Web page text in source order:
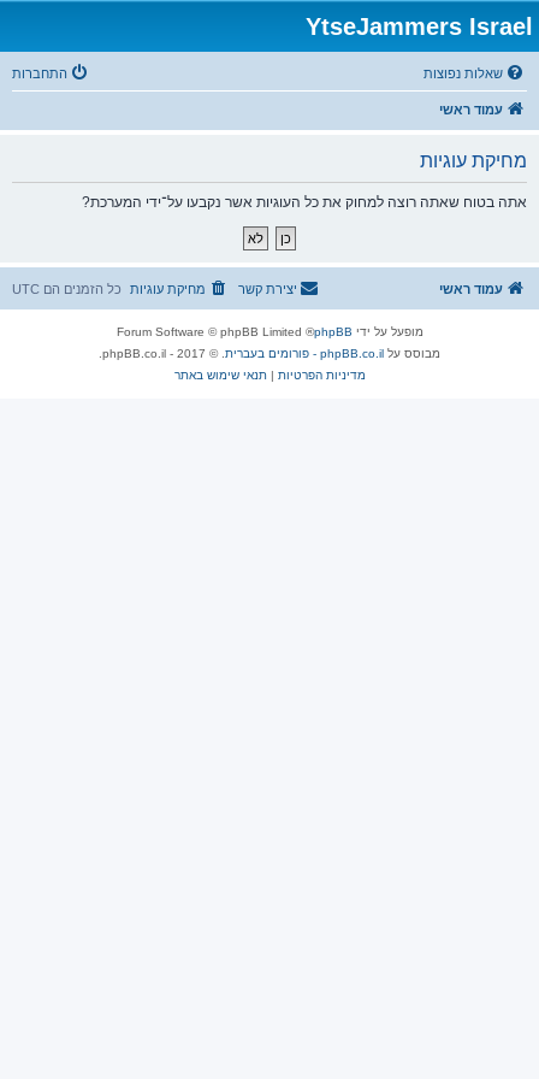
YtseJammers Israel
שאלות נפוצות התחברות
עמוד ראשי
מחיקת עוגיות
אתה בטוח שאתה רוצה למחוק את כל העוגיות אשר נקבעו על־ידי המערכת?
עמוד ראשי כל הזמנים הם UTC מחיקת עוגיות יצירת קשר
מופעל על ידי phpBB
® Forum Software © phpBB Limited
מבוסס על phpBB.co.il - פורומים בעברית
. © 2017 - phpBB.co.il.
מדיניות הפרטיות |תנאי שימוש באתר